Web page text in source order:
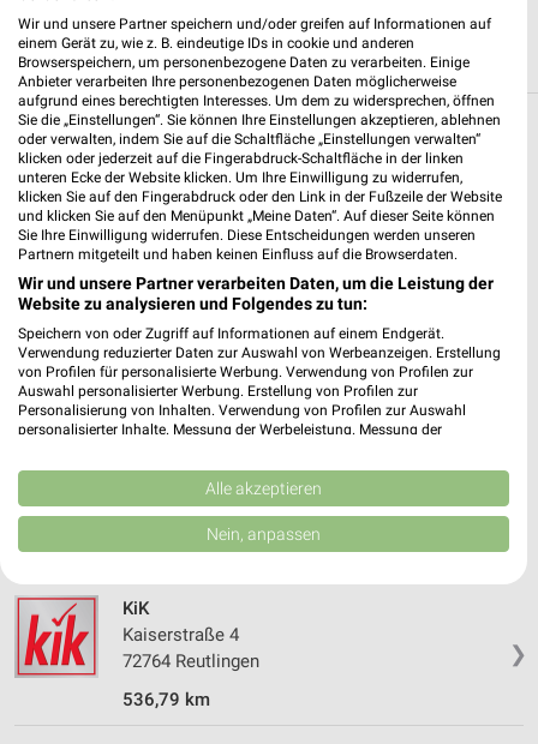
Weitere Kik Geschäfte mit Angeboten in und
um Gomaringen
5 Geschäfte und Orte
Kik Angebote in Mössingen
Mössingen, Deutschland
551,40 km
Reutlingen Betzingen, Deutschland
538,81 km
❯
KiK
Kaiserstraße 4
72764 Reutlingen
536,79 km
Wir und unsere Partner speichern und/oder greifen auf Informationen auf
einem Gerät zu, wie z. B. eindeutige IDs in cookie und anderen
Browserspeichern, um personenbezogene Daten zu verarbeiten. Einige
Anbieter verarbeiten Ihre personenbezogenen Daten möglicherweise
aufgrund eines berechtigten Interesses. Um dem zu widersprechen, öffnen
Sie die „Einstellungen“. Sie können Ihre Einstellungen akzeptieren, ablehnen
oder verwalten, indem Sie auf die Schaltfläche „Einstellungen verwalten“
klicken oder jederzeit auf die Fingerabdruck-Schaltfläche in der linken
unteren Ecke der Website klicken. Um Ihre Einwilligung zu widerrufen,
klicken Sie auf den Fingerabdruck oder den Link in der Fußzeile der Website
und klicken Sie auf den Menüpunkt „Meine Daten“. Auf dieser Seite können
Sie Ihre Einwilligung widerrufen. Diese Entscheidungen werden unseren
Partnern mitgeteilt und haben keinen Einfluss auf die Browserdaten.
Wir und unsere Partner verarbeiten Daten, um die Leistung der
Website zu analysieren und Folgendes zu tun:
Speichern von oder Zugriff auf Informationen auf einem Endgerät.
Verwendung reduzierter Daten zur Auswahl von Werbeanzeigen. Erstellung
von Profilen für personalisierte Werbung. Verwendung von Profilen zur
Auswahl personalisierter Werbung. Erstellung von Profilen zur
Personalisierung von Inhalten. Verwendung von Profilen zur Auswahl
personalisierter Inhalte. Messung der Werbeleistung. Messung der
Kombinationen von Daten aus verschiedenen Quellen. Entwicklung und
Verbesserung der Angebote. Verwendung reduzierter Daten zur Auswahl
von Inhalten.
Daten können außerhalb der Europäischen Union weitergegeben und in die
USA gesendet werden.
Website/App.
Partnerliste anzeigen (1 IAB-Anbieter)
Wir nutzen Ihre Daten für folgende Zwecke:
IAB-Verarbeitungszwecke:
Alle akzeptieren
Nein, anpassen